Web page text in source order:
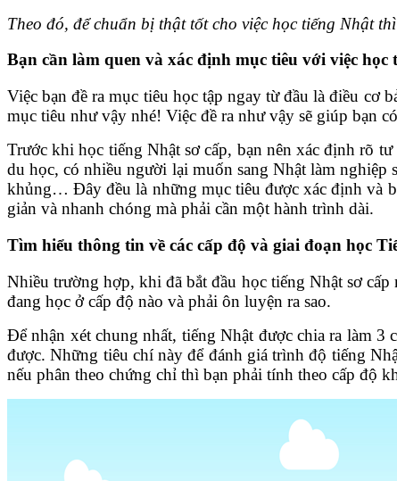
Theo đó, để chuẩn bị thật tốt cho việc học tiếng Nhật
Bạn cần làm quen và xác định mục tiêu với việc học
Việc bạn đề ra mục tiêu học tập ngay từ đầu là điều cơ
mục tiêu như vậy nhé! Việc đề ra như vậy sẽ giúp bạn
Trước khi học tiếng Nhật sơ cấp, bạn nên xác định rõ
du học, có nhiều người lại muốn sang Nhật làm
khủng… Đây đều là những mục tiêu được xác định và
giản và nhanh chóng mà phải cần một hành trình dài.
Tìm hiểu thông tin về các cấp độ và giai đoạn học
Nhiều trường hợp, khi đã bắt đầu học tiếng Nhật sơ
đang học ở cấp độ nào và phải ôn luyện ra sao.
Để nhận xét chung nhất, tiếng Nhật được chia ra làm 3
được. Những tiêu chí này để đánh giá trình độ tiếng
nếu phân theo chứng chỉ thì bạn phải tính theo cấp độ